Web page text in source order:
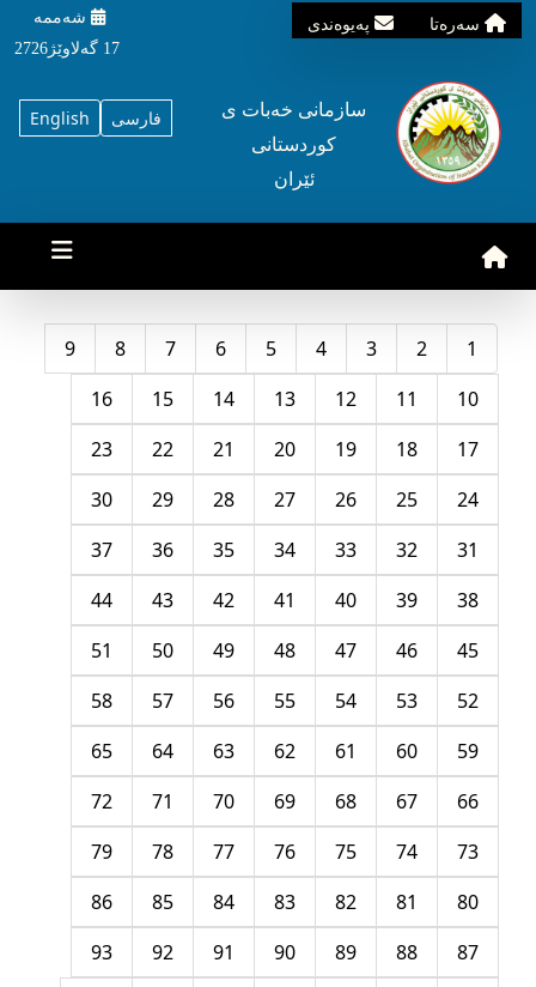
سه‌ره‌تا په‌یوه‌ندی
شه‌ممه‌
17 گه‌لاوێژ2726
English فارسی
سازمانی خه‌بات ی
کوردستانی
ئێران
1
2
3
4
5
6
7
8
9
10
11
12
13
14
15
16
17
18
19
20
21
22
23
24
25
26
27
28
29
30
31
32
33
34
35
36
37
38
39
40
41
42
43
44
45
46
47
48
49
50
51
52
53
54
55
56
57
58
59
60
61
62
63
64
65
66
67
68
69
70
71
72
73
74
75
76
77
78
79
80
81
82
83
84
85
86
87
88
89
90
91
92
93